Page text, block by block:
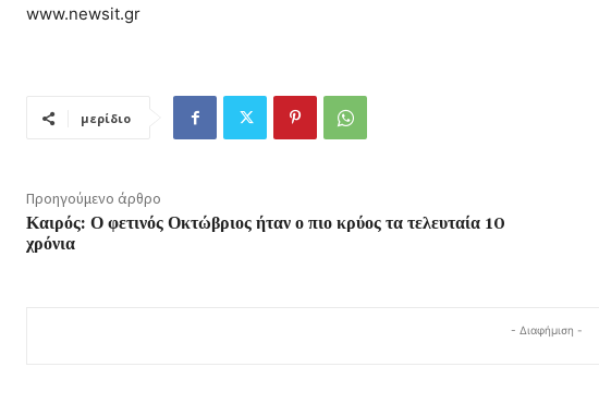
www.newsit.gr
μερίδιο
Προηγούμενο άρθρο
Καιρός: Ο φετινός Οκτώβριος ήταν ο πιο κρύος τα τελευταία 10
χρόνια
- Διαφήμιση -